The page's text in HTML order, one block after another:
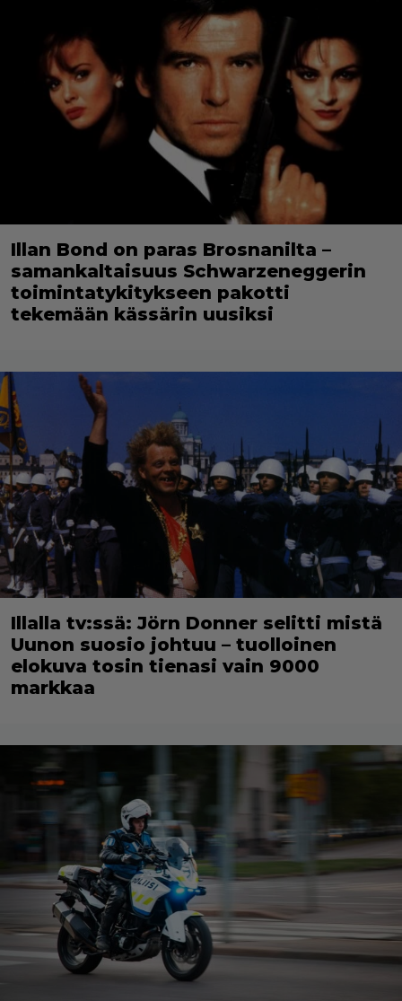
Illan Bond on paras Brosnanilta –
samankaltaisuus Schwarzeneggerin
toimintatykitykseen pakotti
tekemään kässärin uusiksi
Illalla tv:ssä: Jörn Donner selitti mistä
Uunon suosio johtuu – tuolloinen
elokuva tosin tienasi vain 9000
markkaa